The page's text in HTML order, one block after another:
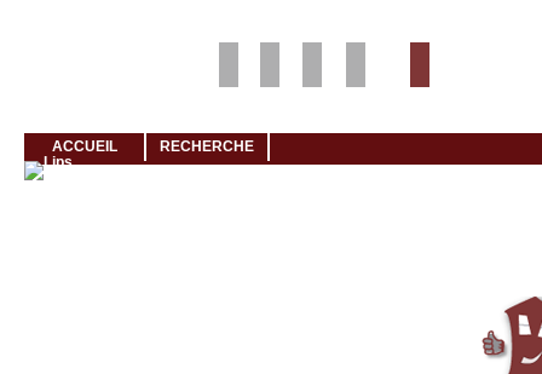
ACCUEIL RECHERCHE